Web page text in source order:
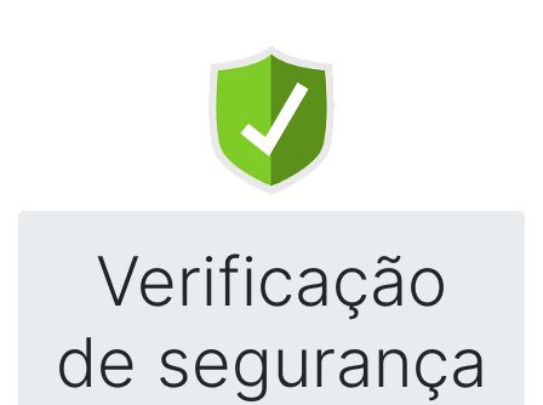
Verificação
de segurança